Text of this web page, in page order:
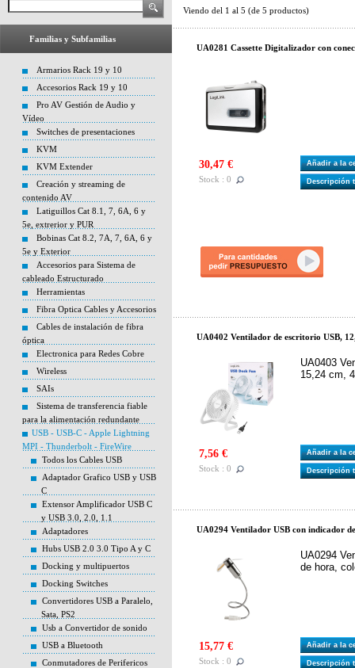
Familias y Subfamilias
Armarios Rack 19 y 10
Accesorios Rack 19 y 10
Pro AV Gestión de Audio y
Vídeo
Switches de presentaciones
KVM
KVM Extender
Creación y streaming de
contenido AV
Latiguillos Cat 8.1, 7, 6A, 6 y
5e, extrerior y PUR
Bobinas Cat 8.2, 7A, 7, 6A, 6 y
5e y Exterior
Accesorios para Sistema de
cableado Estructurado
Herramientas
Fibra Optica Cables y Accesorios
Cables de instalación de fibra
óptica
Electronica para Redes Cobre
Wireless
SAIs
Sistema de transferencia fiable
para la alimentación redundante
USB - USB-C - Apple Lightning
MPI - Thunderbolt - FireWire
Todos los Cables USB
Adaptador Grafico USB y USB
C
Extensor Amplificador USB C
y USB 3.0, 2.0, 1.1
Adaptadores
Hubs USB 2.0 3.0 Tipo A y C
Docking y multipuertos
Docking Switches
Convertidores USB a Paralelo,
Sata, PS2
Usb a Convertidor de sonido
USB a Bluetooth
Conmutadores de Perifericos
Viendo del 1 al 5 (de 5 productos)
UA0281 Cassette Digitalizador con
30,47 €
Stock : 0
Añadir a la
Descripción
UA0402 Ventilador de escritorio USB,
UA0403
15,24 cm,
7,56 €
Stock : 0
Añadir a la
Descripción
UA0294 Ventilador USB con indicador
UA0294
de hora,
15,77 €
Stock : 0
Añadir a la
Descripción